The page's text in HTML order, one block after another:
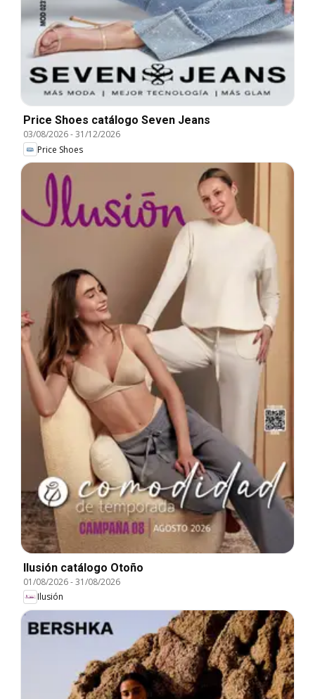
Price Shoes catálogo Seven Jeans
03/08/2026-31/12/2026
Price Shoes
Ilusión catálogo Otoño
01/08/2026-31/08/2026
Ilusión